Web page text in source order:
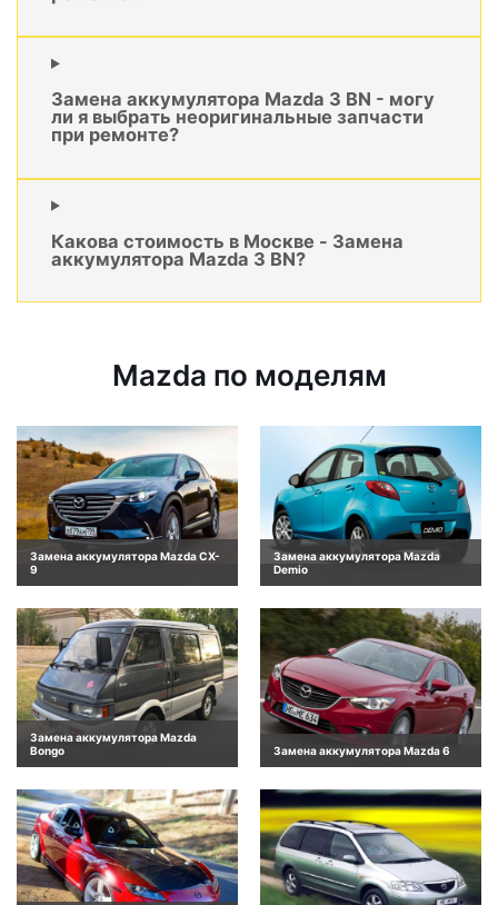
Замена аккумулятора Mazda 3 BN - могу
ли я выбрать неоригинальные запчасти
при ремонте?
Какова стоимость в Москве - Замена
аккумулятора Mazda 3 BN?
Mazda по моделям
Замена аккумулятора Mazda CX-
9
Замена аккумулятора Mazda
Demio
Замена аккумулятора Mazda
Bongo
Замена аккумулятора Mazda 6